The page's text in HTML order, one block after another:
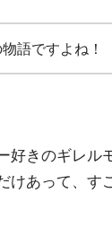
語ですよね！
好きのギレル
けあって、す